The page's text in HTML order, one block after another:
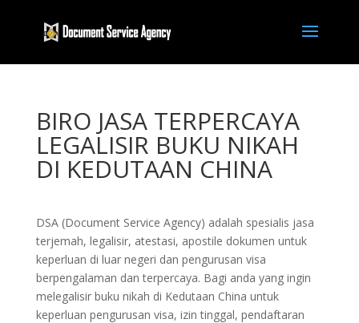
BIRO JASA TERPERCAYA
LEGALISIR BUKU NIKAH
DI KEDUTAAN CHINA
DSA (Document Service Agency) adalah spesialis jasa
terjemah, legalisir, atestasi, apostile dokumen untuk
keperluan di luar negeri dan pengurusan visa
berpengalaman dan terpercaya. Bagi anda yang ingin
melegalisir buku nikah di Kedutaan China untuk
keperluan pengurusan visa, izin tinggal, pendaftaran